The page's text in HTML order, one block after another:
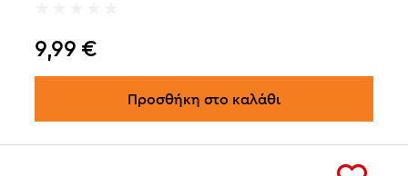
9,99 €
Προσθήκη στο καλάθι